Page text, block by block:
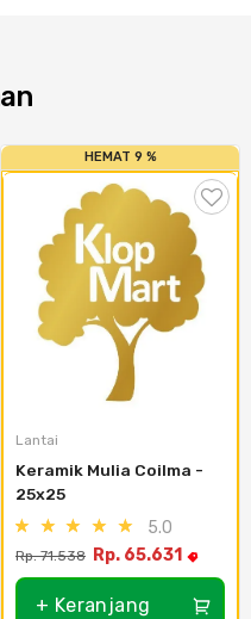
HEMAT 9 %
Lantai
Keramik Mulia Coilma -
25x25
5.0
Rp. 71.538 Rp. 65.631
+ Keranjang